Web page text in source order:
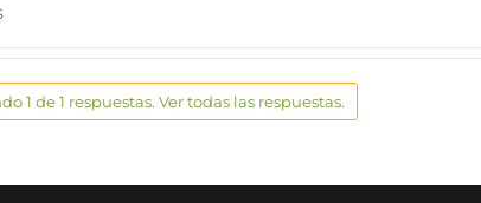
1 de 1 respuestas. Ver todas las respuestas.